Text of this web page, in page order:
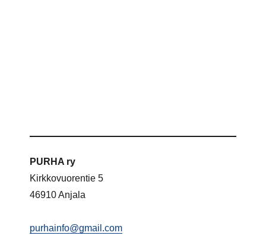
PURHA ry
Kirkkovuorentie 5
46910 Anjala
purhainfo@gmail.com